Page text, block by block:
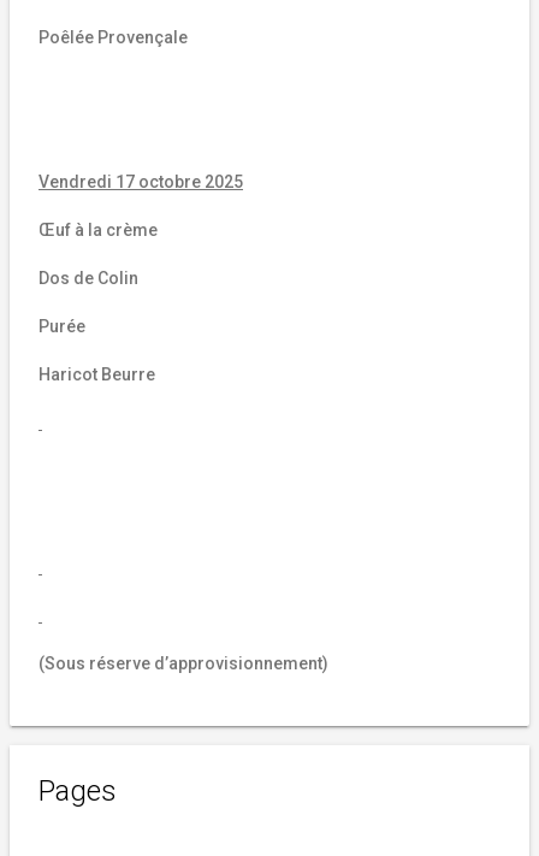
Poêlée Provençale
Vendredi 17 octobre 2025
Œuf à la crème
Dos de Colin
Purée
Haricot Beurre
(Sous réserve d’approvisionnement)
Pages